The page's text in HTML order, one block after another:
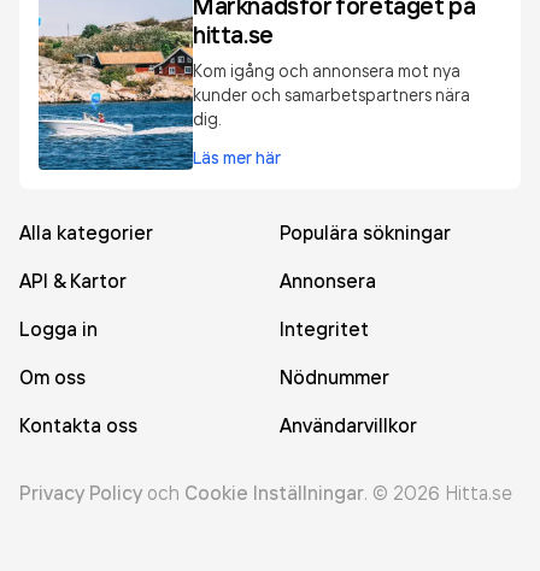
hitta.se
Kom igång och annonsera mot nya
kunder och samarbetspartners nära
dig.
Läs mer här
Alla kategorier
Populära sökningar
API & Kartor
Annonsera
Logga in
Integritet
Om oss
Nödnummer
Kontakta oss
Användarvillkor
Privacy Policy och Cookie Inställningar. © 2026 Hitta.se